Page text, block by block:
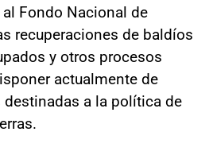
Fondo Nacional de
recuperaciones de baldíos
y otros procesos
actualmente de
destinadas a la política de